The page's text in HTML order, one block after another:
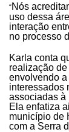
“Nós
uso dessa
interação
no processo
Karla conta
realização
envolvendo
interessados
associadas à
Ela enfatiza
município de
com a Serra